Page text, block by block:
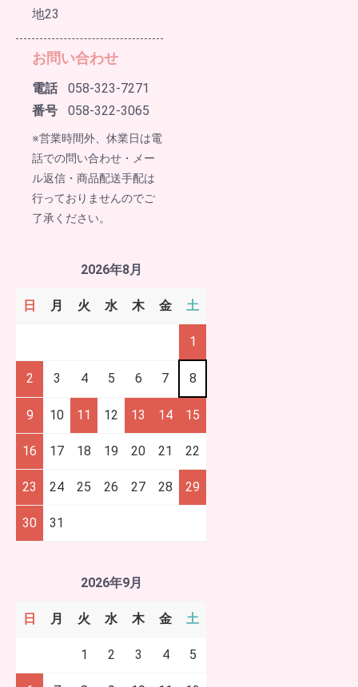
地23
お問い合わせ
電話
番号
058-323-7271
058-322-3065
※営業時間外、休業日は電
話での問い合わせ・メー
ル返信・商品配送手配は
行っておりませんのでご
了承ください。
2026年8月
日 月 火 水 木 金 土
1
2 3 4 5 6 7 8
9 10 11 12 13 14 15
16 17 18 19 20 21 22
23 24 25 26 27 28 29
30 31
2026年9月
日 月 火 水 木 金 土
1 2 3 4 5